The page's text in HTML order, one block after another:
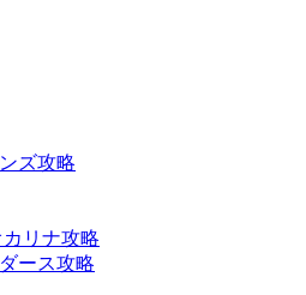
ズ攻略
リナ攻略
ース攻略